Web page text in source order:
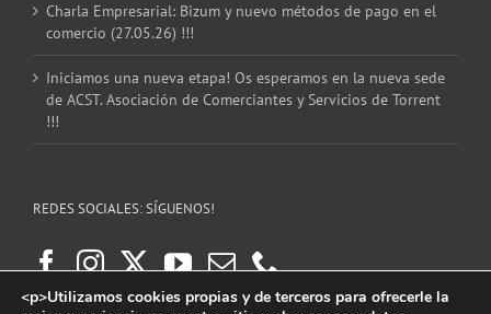
Charla Empresarial: Bizum y nuevo métodos de pago en el
comercio (27.05.26) !!!
Iniciamos una nueva etapa! Os esperamos en la nueva sede
de ACST. Asociación de Comerciantes y Servicios de Torrent
!!!
REDES SOCIALES: SÍGUENOS!
<p>Utilizamos cookies propias y de terceros para ofrecerle la